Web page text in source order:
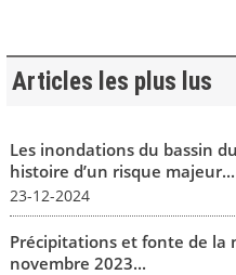
Articles les plus lus
Les inondations du bassin
histoire d’un risque majeur...
23-12-2024
Précipitations et fonte de la
novembre 2023...